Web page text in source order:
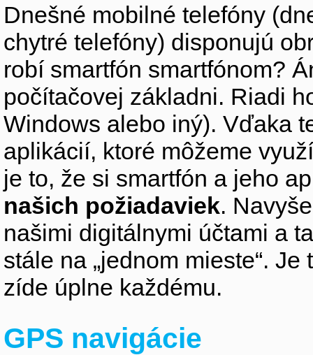
Dnešné mobilné telefóny
chytré telefóny) disponujú
robí smartfón smartfónom?
počítačovej základni. Riadi
Windows alebo iný). Vďaka
aplikácií, ktoré môžeme
je to, že si smartfón a jeho
našich požiadaviek.
našimi digitálnymi účtami a
stále na „jednom mieste“.
zíde úplne každému.
GPS navigácie